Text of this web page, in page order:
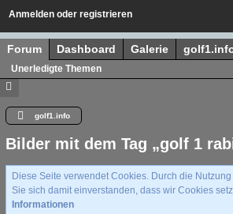
Anmelden oder registrieren
Forum Dashboard Galerie
Unerledigte Themen
golf1.info
Bilder mit dem Tag „golf 1
Diese Seite verwendet Cookies. Durch die
Sie sich damit einverstanden, dass wir Cookies
Informationen